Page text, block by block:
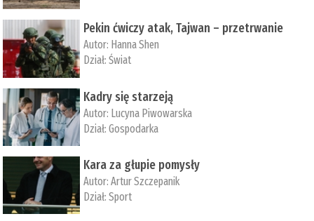
Pekin ćwiczy atak, Tajwan – przetrwanie
Autor: ­Hanna Shen
Dział:Świat
Kadry się starzeją
Autor: Lucyna Piwowarska
Dział:Gospodarka
Kara za głupie pomysły
Autor:Artur Szczepanik
Dział:Sport